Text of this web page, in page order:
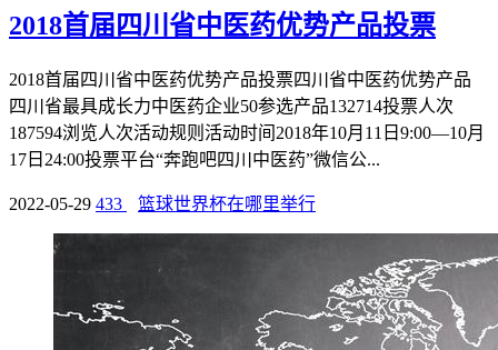
2018首届四川省中医药优势产品投票
2018首届四川省中医药优势产品投票四川省中医药优势产品
四川省最具成长力中医药企业50参选产品132714投票人次
187594浏览人次活动规则活动时间2018年10月11日9:00—10月
17日24:00投票平台“奔跑吧四川中医药”微信公...
2022-05-29 433 篮球世界杯在哪里举行